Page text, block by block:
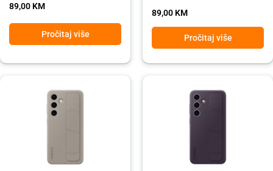
89,00 KM
Pročitaj više
89,00 KM
Pročitaj više